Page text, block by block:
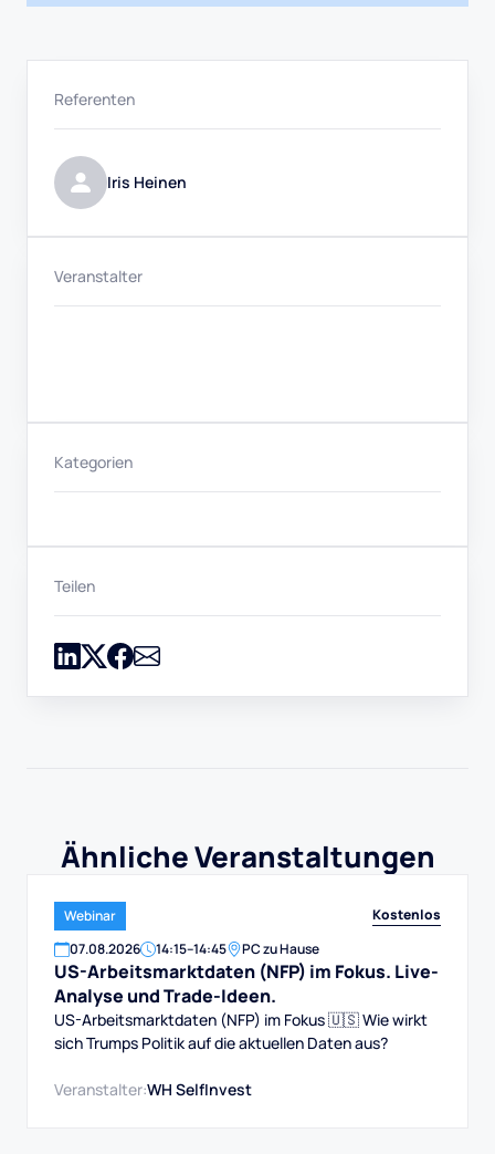
Referenten
Iris Heinen
Veranstalter
Kategorien
Teilen
Ähnliche Veranstaltungen
Webinar
Kostenlos
07.08.2026 14:15–14:45 PC zu Hause
US-Arbeitsmarktdaten (NFP) im Fokus. Live-
Analyse und Trade-Ideen.
US-Arbeitsmarktdaten (NFP) im Fokus 🇺🇸 Wie wirkt
sich Trumps Politik auf die aktuellen Daten aus?
Veranstalter:WH SelfInvest